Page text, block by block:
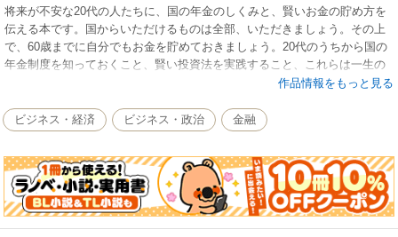
将来が不安な20代の人たちに、国の年金のしくみと、賢いお金の貯め方を
伝える本です。国からいただけるものは全部、いただきましょう。その上
で、60歳までに自分でもお金を貯めておきましょう。20代のうちから国の
年金制度を知っておくこと、賢い投資法を実践すること、これらは一生の
財産になります。本書１冊で、その両方が学べます。作品情報をもっと見る
ビジネス・経済 ビジネス・政治 金融